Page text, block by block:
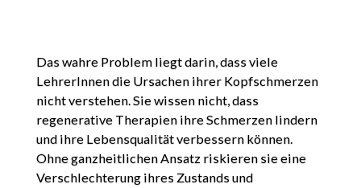
Das wahre Problem liegt darin, dass viele
LehrerInnen die Ursachen ihrer Kopfschmerzen
nicht verstehen. Sie wissen nicht, dass
regenerative Therapien ihre Schmerzen lindern
und ihre Lebensqualität verbessern können.
Ohne ganzheitlichen Ansatz riskieren sie eine
Verschlechterung ihres Zustands und